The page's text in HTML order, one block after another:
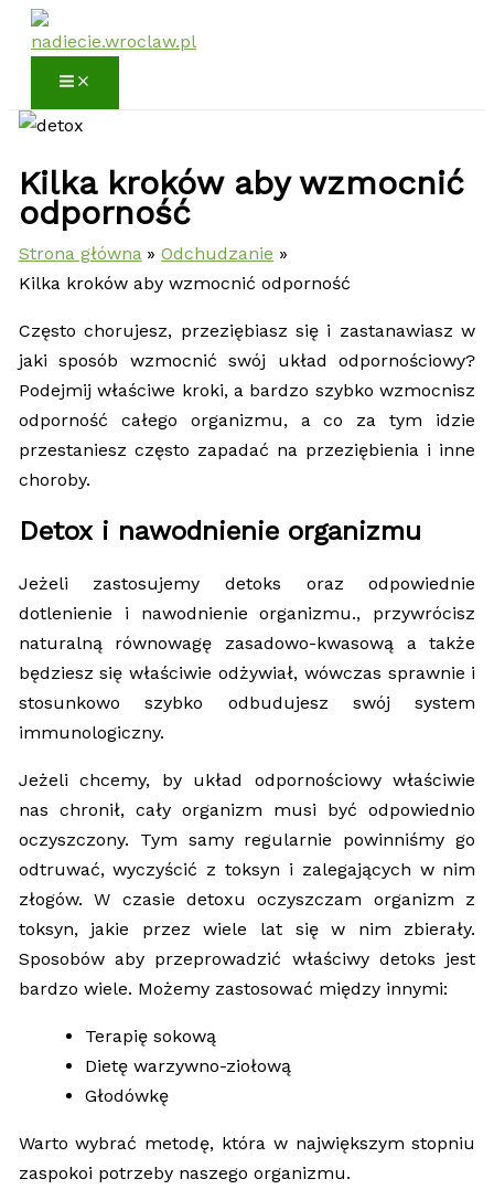
Przejdź
Kilka kroków aby wzmocnić
odporność
Strona główna
Odchudzanie
Kilka kroków aby wzmocnić odporność
Często chorujesz, przeziębiasz się i zastanawiasz w
jaki sposób wzmocnić swój układ odpornościowy?
Podejmij właściwe kroki, a bardzo szybko wzmocnisz
odporność całego organizmu, a co za tym idzie
przestaniesz często zapadać na przeziębienia i inne
choroby.
Detox i nawodnienie organizmu
Jeżeli zastosujemy detoks oraz odpowiednie
dotlenienie i nawodnienie organizmu., przywrócisz
naturalną równowagę zasadowo-kwasową a także
będziesz się właściwie odżywiał, wówczas sprawnie i
stosunkowo szybko odbudujesz swój system
immunologiczny.
Jeżeli chcemy, by układ odpornościowy właściwie
nas chronił, cały organizm musi być odpowiednio
oczyszczony. Tym samy regularnie powinniśmy go
odtruwać, wyczyścić z toksyn i zalegających w nim
złogów. W czasie detoxu oczyszczam organizm z
toksyn, jakie przez wiele lat się w nim zbierały.
Sposobów aby przeprowadzić właściwy detoks jest
bardzo wiele. Możemy zastosować między innymi:
Terapię sokową
Dietę warzywno-ziołową
Głodówkę
Warto wybrać metodę, która w największym stopniu
zaspokoi potrzeby naszego organizmu.